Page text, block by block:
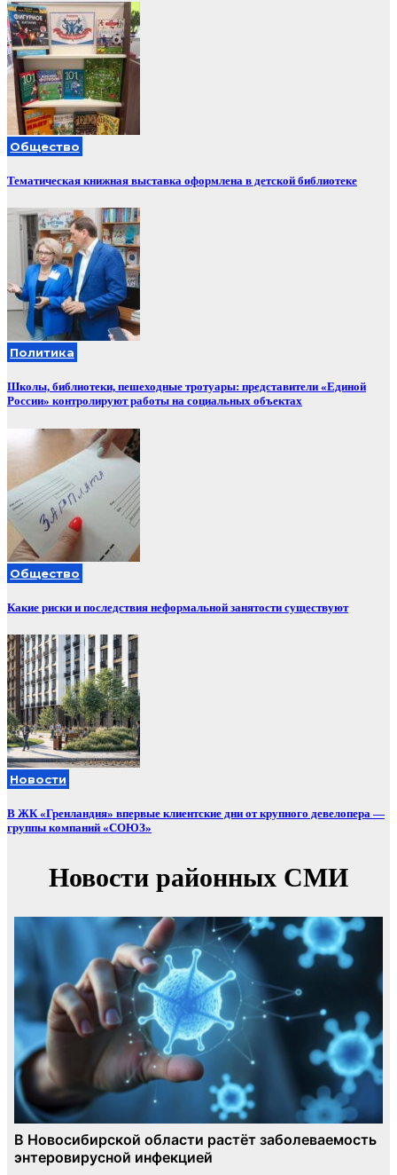
Общество
Тематическая книжная выставка оформлена в детской библиотеке
Политика
Школы, библиотеки, пешеходные тротуары: представители «Единой
России» контролируют работы на социальных объектах
Общество
Какие риски и последствия неформальной занятости существуют
Новости
В ЖК «Гренландия» впервые клиентские дни от крупного девелопера —
группы компаний «СОЮЗ»